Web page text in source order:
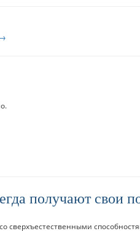
получают свои
сверхъестественными